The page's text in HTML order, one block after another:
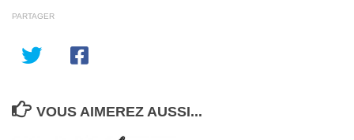
PARTAGER
VOUS AIMEREZ AUSSI...